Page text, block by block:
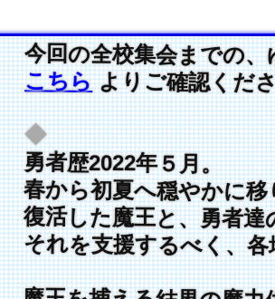
今回の全校集会までの、
こちらよりご確認くだ
◆
勇者歴2022年５月。
春から初夏へ穏やかに移
復活した魔王と、勇者達
それを支援するべく、各